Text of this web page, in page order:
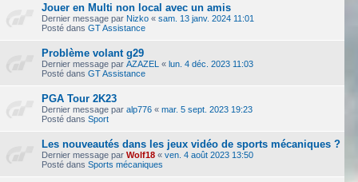
Jouer en Multi non local avec un amis
Dernier message par Nizko « sam. 13 janv. 2024 11:01
Posté dans GT Assistance
Problème volant g29
Dernier message par AZAZEL « lun. 4 déc. 2023 11:03
Posté dans GT Assistance
PGA Tour 2K23
Dernier message par alp776 « mar. 5 sept. 2023 19:23
Posté dans Sport
Les nouveautés dans les jeux vidéo de sports mécaniques ?
Dernier message par Wolf18 « ven. 4 août 2023 13:50
Posté dans Sports mécaniques